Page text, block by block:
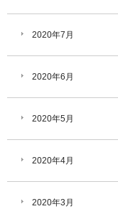
2020年7月
2020年6月
2020年5月
2020年4月
2020年3月